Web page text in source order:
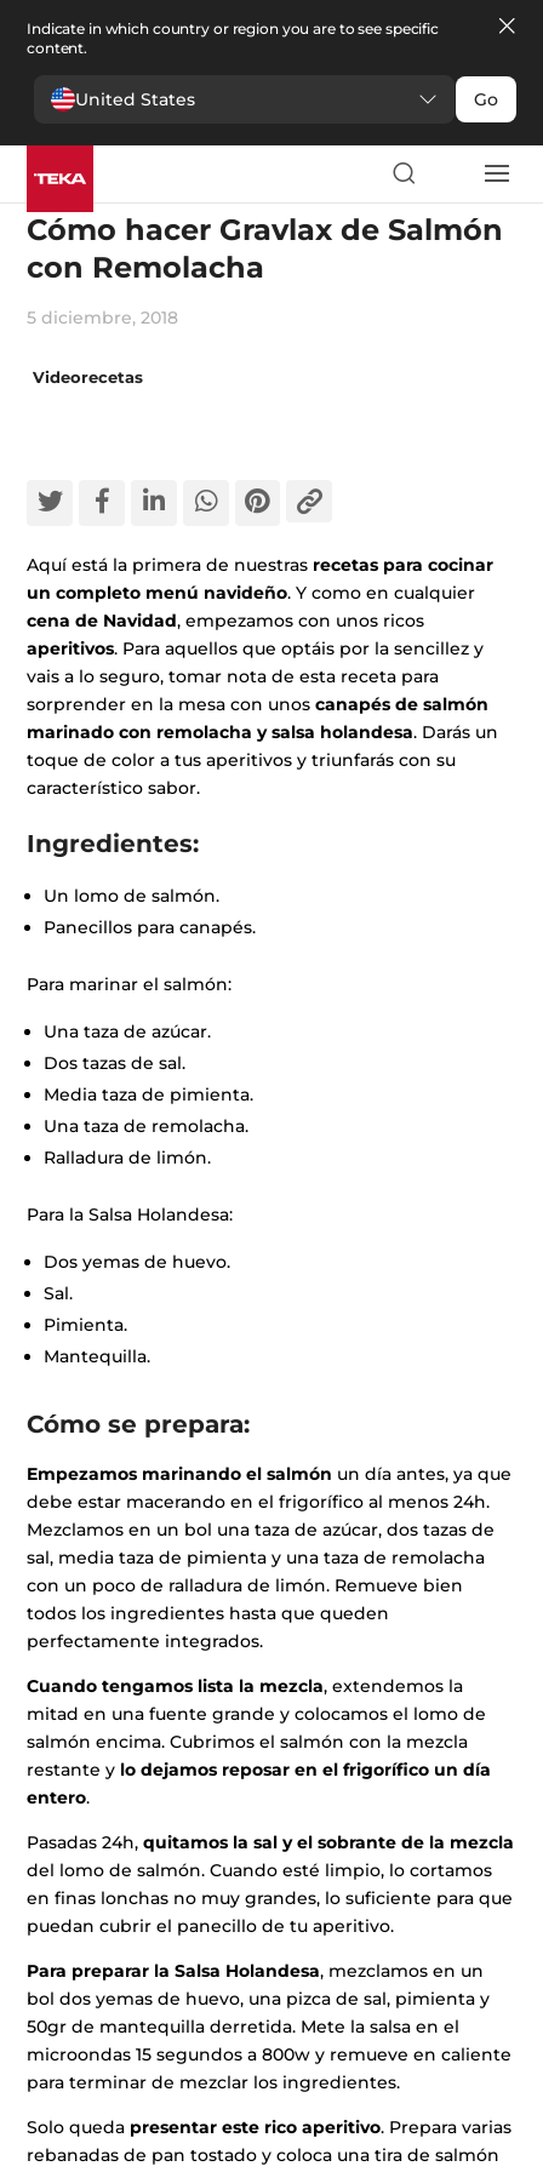
Indicate in which country or region you are to see specific
content.
United States Go
Cocina
Cómo hacer Gravlax de Salmón
con Remolacha
5 diciembre, 2018
Videorecetas
Aquí está la primera de nuestras recetas para cocinar
un completo menú navideño. Y como en cualquier
cena de Navidad, empezamos con unos ricos
aperitivos. Para aquellos que optáis por la sencillez y
vais a lo seguro, tomar nota de esta receta para
sorprender en la mesa con unoscanapés de salmón
marinado con remolacha y salsa holandesa. Darás un
toque de color a tus aperitivos y triunfarás con su
característico sabor.
Ingredientes:
Un lomo de salmón.
Panecillos para canapés.
Para marinar el salmón:
Una taza de azúcar.
Dos tazas de sal.
Media taza de pimienta.
Una taza de remolacha.
Ralladura de limón.
Para la Salsa Holandesa:
Dos yemas de huevo.
Sal.
Pimienta.
Mantequilla.
Cómo se prepara:
Empezamos marinando el salmón un día antes, ya que
debe estar macerando en el frigorífico al menos 24h.
Mezclamos en un bol una taza de azúcar, dos tazas de
sal, media taza de pimienta y una taza de remolacha
con un poco de ralladura de limón. Remueve bien
todos los ingredientes hasta que queden
perfectamente integrados.
Cuando tengamos lista la mezcla, extendemos la
mitad en una fuente grande y colocamos el lomo de
salmón encima. Cubrimos el salmón con la mezcla
restante y lo dejamos reposar en el frigorífico un día
entero.
Pasadas 24h,quitamos la sal y el sobrante de la mezcla
del lomo de salmón. Cuando esté limpio, lo cortamos
en finas lonchas no muy grandes, lo suficiente para que
puedan cubrir el panecillo de tu aperitivo.
Para preparar la Salsa Holandesa, mezclamos en un
bol dos yemas de huevo, una pizca de sal, pimienta y
50gr de mantequilla derretida. Mete la salsa en el
microondas 15 segundos a 800w y remueve en caliente
para terminar de mezclar los ingredientes.
Solo queda presentar este rico aperitivo. Prepara varias
rebanadas de pan tostado y coloca una tira de salmón